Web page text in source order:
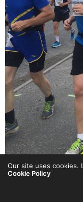
Our site uses cookies.
Cookie Policy